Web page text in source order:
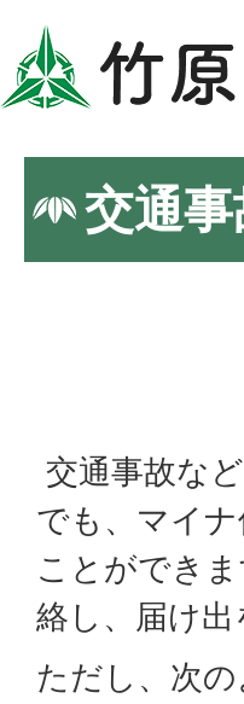
交通
交通事故な
でも、マイ
ことができ
絡し、届け
ただし、次